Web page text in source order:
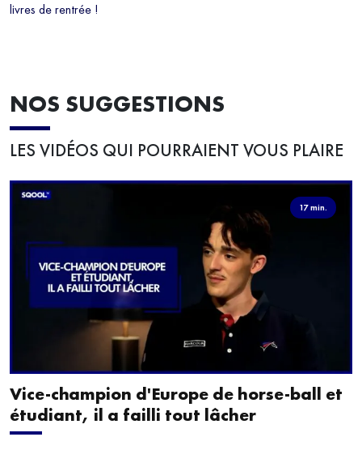
livres de rentrée !
NOS SUGGESTIONS
LES VIDÉOS QUI POURRAIENT VOUS PLAIRE
17 min.
Vice-champion d'Europe de horse-ball et
étudiant, il a failli tout lâcher